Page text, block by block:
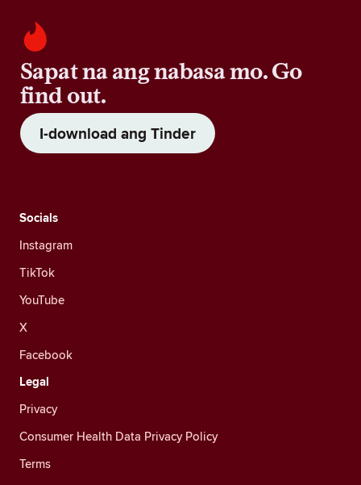
Sapat na ang nabasa mo. Go
find out.
I-download ang Tinder
Socials
Instagram
TikTok
YouTube
X
Facebook
Legal
Privacy
Consumer Health Data Privacy Policy
Terms